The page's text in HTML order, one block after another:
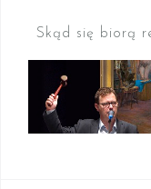
Skąd się biorą